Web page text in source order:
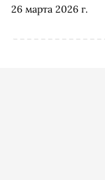
26 марта 2026 г.